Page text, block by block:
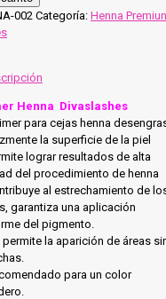
002 Categoría: Henna
Henna Divaslashes
para cejas henna
la superficie de la piel
lograr resultados de alta
del procedimiento de henna
al estrechamiento de
garantiza una aplicación
del pigmento.
permite la aparición de áreas
para un color